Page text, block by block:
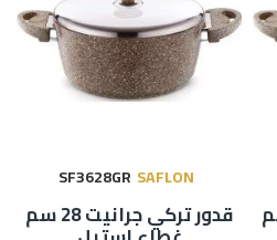
26 سم
SAFLON
SF3628GR
قدور تركي جرانيت 28 سم